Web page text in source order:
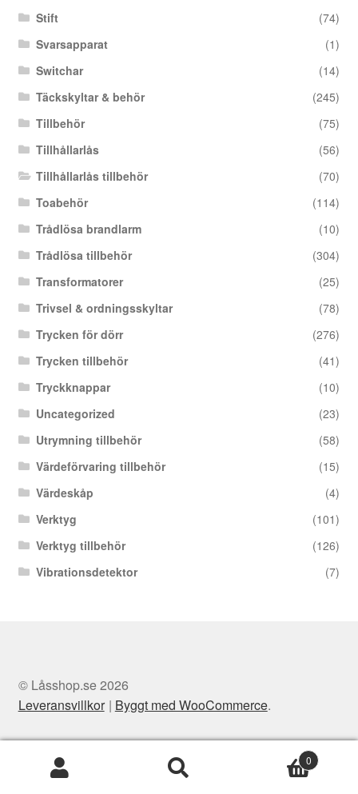
Stift
(74)
Svarsapparat
(1)
Switchar
(14)
Täckskyltar & behör
(245)
Tillbehör
(75)
Tillhållarlås
(56)
Tillhållarlås tillbehör
(70)
Toabehör
(114)
Trådlösa brandlarm
(10)
Trådlösa tillbehör
(304)
Transformatorer
(25)
Trivsel & ordningsskyltar
(78)
Trycken för dörr
(276)
Trycken tillbehör
(41)
Tryckknappar
(10)
Uncategorized
(23)
Utrymning tillbehör
(58)
Värdeförvaring tillbehör
(15)
Värdeskåp
(4)
Verktyg
(101)
Verktyg tillbehör
(126)
Vibrationsdetektor
(7)
© Låsshop.se 2026
Leveransvillkor
Byggt med WooCommerce.
0